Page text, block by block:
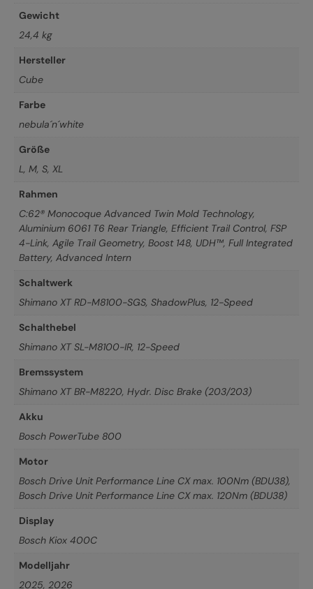
Gewicht
24,4 kg
Hersteller
Cube
Farbe
nebula´n´white
Größe
L, M, S, XL
Rahmen
C:62® Monocoque Advanced Twin Mold Technology,
Aluminium 6061 T6 Rear Triangle, Efficient Trail Control, FSP
4-Link, Agile Trail Geometry, Boost 148, UDH™, Full Integrated
Battery, Advanced Intern
Schaltwerk
Shimano XT RD-M8100-SGS, ShadowPlus, 12-Speed
Schalthebel
Shimano XT SL-M8100-IR, 12-Speed
Bremssystem
Shimano XT BR-M8220, Hydr. Disc Brake (203/203)
Akku
Bosch PowerTube 800
Motor
Bosch Drive Unit Performance Line CX max. 100Nm (BDU38),
Bosch Drive Unit Performance Line CX max. 120Nm (BDU38)
Display
Bosch Kiox 400C
Modelljahr
2025, 2026